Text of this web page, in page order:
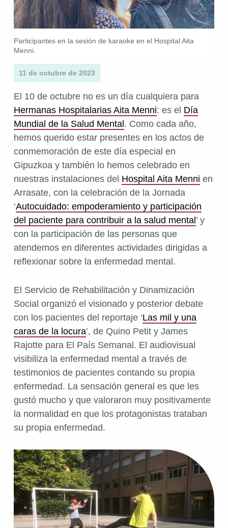
Participantes en la sesión de karaoke en el Hospital Aita
Menni.
11 de octubre de 2023
El 10 de octubre no es un día cualquiera para
Hermanas Hospitalarias Aita Menni: es el Día
Mundial de la Salud Mental. Como cada año,
hemos querido estar presentes en los actos de
conmemoración de este día especial en
Gipuzkoa y también lo hemos celebrado en
nuestras instalaciones del Hospital Aita Menni en
Arrasate, con la celebración de la Jornada
‘Autocuidado: empoderamiento y participación
del paciente para contribuir a la salud mental’ y
con la participación de las personas que
atendemos en diferentes actividades dirigidas a
reflexionar sobre la enfermedad mental.
El Servicio de Rehabilitación y Dinamización
Social organizó el visionado y posterior debate
con los pacientes del reportaje ‘Las mil y una
caras de la locura’, de Quino Petit y James
Rajotte para El País Semanal. El audiovisual
visibiliza la enfermedad mental a través de
testimonios de pacientes contando su propia
enfermedad. La sensación general es que les
gustó mucho y que valoraron muy positivamente
la normalidad en que los protagonistas trataban
su propia enfermedad.